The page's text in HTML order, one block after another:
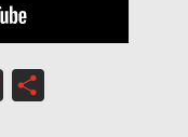
Copy